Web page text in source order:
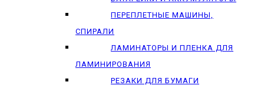
ПЕРЕПЛЕТНЫЕ МАШИНЫ,
СПИРАЛИ
ЛАМИНАТОРЫ И ПЛЕНКА ДЛЯ
ЛАМИНИРОВАНИЯ
РЕЗАКИ ДЛЯ БУМАГИ